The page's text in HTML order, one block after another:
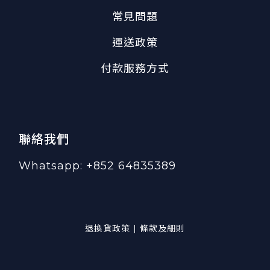
常見問題
運送政策
付款服務方式
聯絡我們
Whatsapp: +852 64835389
退換貨政策 | 條款及細則